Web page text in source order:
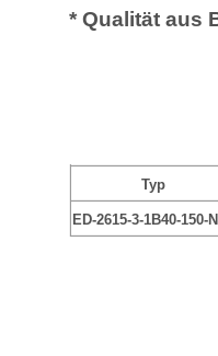
* Qualität aus
Typ
ED-2615-3-1B40-150-